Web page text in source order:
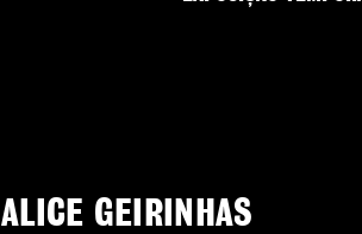
ALICE GEIRINHAS